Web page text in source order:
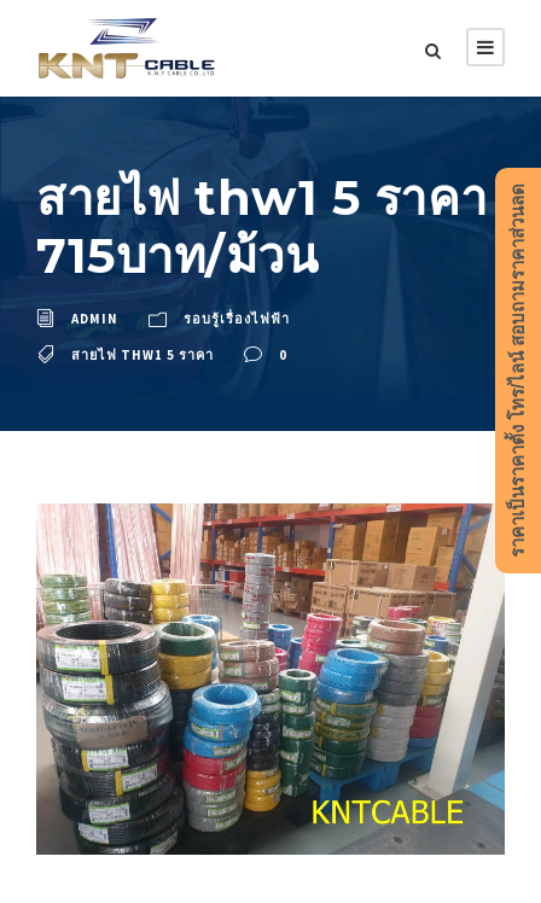
สายไฟ thw1 5 ราคา
715บาท/ม้วน
ADMIN รอบรู้เรื่องไฟฟ้า
สายไฟ THW1 5 ราคา 0 ราคาเป็นราคาตั้ง โทร/ไลน์ สอบถามราคาส่วนลด